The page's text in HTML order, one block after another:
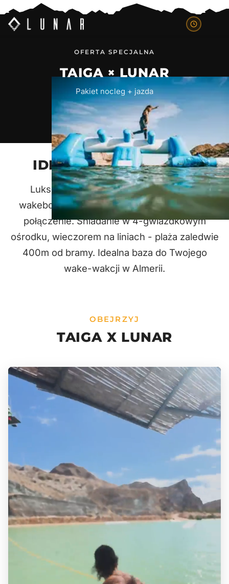
OFERTA SPECJALNA
TAIGA × LUNAR
Pakiet nocleg + jazda
IDEALNE POŁĄCZENIE
Luksusowy nocleg w Taiga Camping +
wakeboarding w Lunar Cable Park - idealne
połączenie. Śniadanie w 4-gwiazdkowym
ośrodku, wieczorem na liniach - plaża zaledwie
400m od bramy. Idealna baza do Twojego
wake-wakcji w Almerii.
OBEJRZYJ
TAIGA X LUNAR